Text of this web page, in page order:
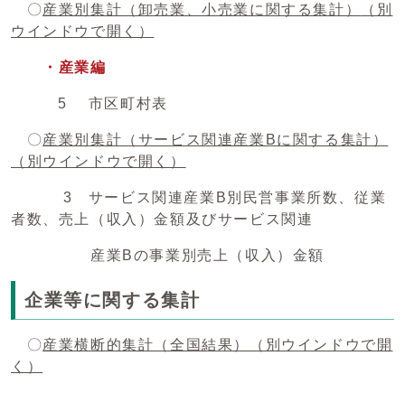
〇産業別集計（卸売業、小売業に関する集計）
（別
ウインドウで開く）
・産業編
5 市区町村表
〇産業別集計（サービス関連産業Bに関する集計）
（別ウインドウで開く）
3 サービス関連産業B別民営事業所数、従業
者数、売上（収入）金額及びサービス関連
産業Bの事業別売上（収入）金額
企業等に関する集計
〇産業横断的集計（全国結果）
（別ウインドウで開
く）